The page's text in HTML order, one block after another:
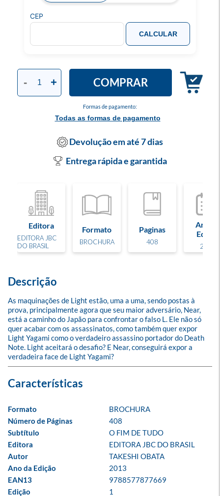
Formas de pagamento:
Todas as formas de pagamento
- + COMPRAR
CEP
CALCULAR
Devolução em até 7 dias
Entrega rápida e garantida
Editora
EDITORA JBC
DO BRASIL
Formato
BROCHURA
Paginas
408
Ano de
Edição
2013
Descrição
As maquinações de Light estão, uma a uma, sendo postas à
prova, principalmente agora que seu maior adversário, Near,
está a caminho do Japão para confrontar o falso L. Ele não só
quer acabar com os assassinatos, como também quer expor
Light Yagami como o verdadeiro assassino portador do Death
Note. Light aceitará o desafio? E Near, conseguirá expor a
verdadeira face de Light Yagami?
Formato
BROCHURA
Número de Páginas
408
Subtítulo
O FIM DE TUDO
Editora
EDITORA JBC DO BRASIL
Autor
TAKESHI OBATA
Ano da Edição
2013
EAN13
9788577877669
Edição
1